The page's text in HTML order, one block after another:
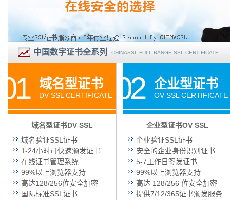
中国数字证书全系列 CHINASSL FULL RANGE SSL CERTIFICATE
01 域名型证书
DV SSL CERTIFICATE
域名型证书DV SSL
域名验证SSL证书
1-24小时可快速颁发证书
在线证书管理系统
99%以上浏览器支持
高达128/256位安全加密
国际标准SSL证书
02 企业型证书
OV SSL CERTIFICATE
企业型证书OV SSL
企业验证SSL证书
安全的企业身份识别证书
5-7工作日签发证书
99%以上浏览器支持
高达 128/256 位安全加密
提供7/12/365证书颁发服务